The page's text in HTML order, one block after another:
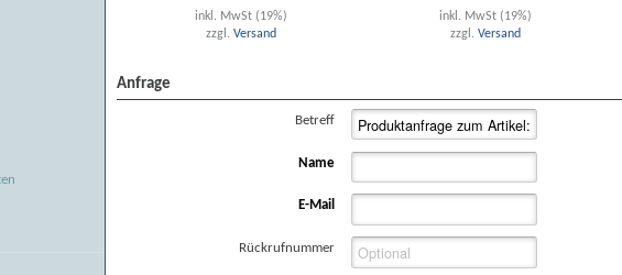
inkl. MwSt (19%)
zzgl. Versand
inkl. MwSt (19%)
zzgl. Versand
Anfrage
Betreff
Name
E-Mail
Rückrufnummer